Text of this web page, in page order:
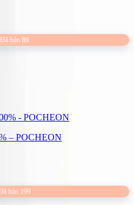
Đã bán 89
– POCHEON
bán 199